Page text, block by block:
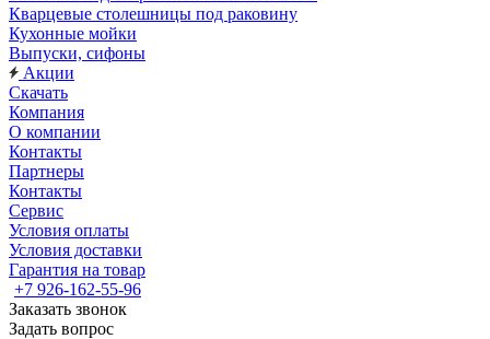
Кварцевые столешницы под раковину
Кухонные мойки
Выпуски, сифоны
Акции
Скачать
Компания
О компании
Контакты
Партнеры
Контакты
Сервис
Условия оплаты
Условия доставки
Гарантия на товар
+7 926-162-55-96
Заказать звонок
Задать вопрос